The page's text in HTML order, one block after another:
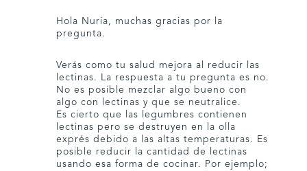
Hola Nuria, muchas gracias por la
pregunta.
Verás como tu salud mejora al reducir las
lectinas. La respuesta a tu pregunta es no.
No es posible mezclar algo bueno con
algo con lectinas y que se neutralice.
Es cierto que las legumbres contienen
lectinas pero se destruyen en la olla
exprés debido a las altas temperaturas. Es
posible reducir la cantidad de lectinas
usando esa forma de cocinar. Por ejemplo;